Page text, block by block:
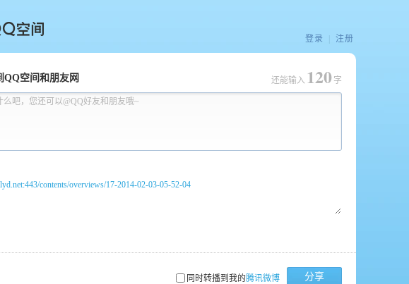
间
登录 注册
QQ空间和朋友网
么吧，您还可以@QQ好友和朋友哦~
还能输入 120 字
contents/overviews/17-2014-02-03-05-52-04
同时转播到我的腾讯微博 分享